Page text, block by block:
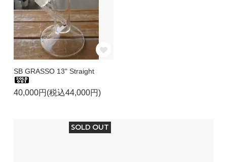
SB GRASSO 13" Straight
40,000円(税込44,000円)
SOLD OUT